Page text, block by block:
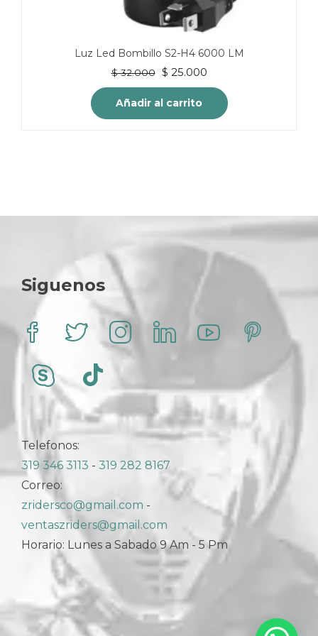
Luz Led Bombillo S2-H4 6000 LM
$32.000 El
precio
original
era:
$ 25.000El
precio
actual
es:
Añadir al carrito
Siguenos
Telefonos:
319 346 3113 - 319 282 8167
Correo:
zridersco@gmail.com -
ventaszriders@gmail.com
Horario: Lunes a Sabado 9 Am - 5 Pm